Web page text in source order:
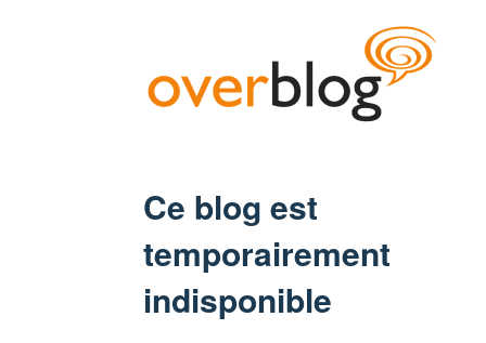
Ce blog est
temporairement
indisponible